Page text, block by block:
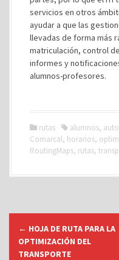
servicios en otros
ayudar a que las
llevadas de forma más
matriculación, control
informes y
alumnos-profesores.
rutas alumnos,
Comarcal, horarios,
RoutingMaps, rutas,
← HOJA DE RUTA PARA LA
OPTIMIZACIÓN DEL
TRANSPORTE